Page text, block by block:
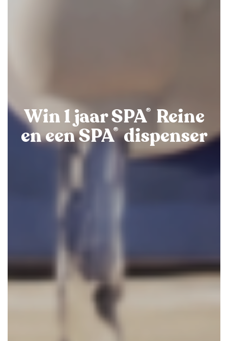
Win 1 jaar SPA® Reine
en een SPA® dispenser